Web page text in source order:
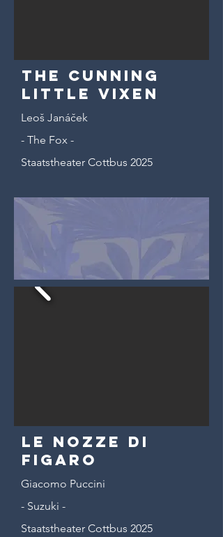
The Cunning
little Vixen
Leoš Janáček
- The Fox -
Staatstheater Cottbus 2025
Le Nozze di
Figaro
Giacomo Puccini
- Suzuki -
Staatstheater Cottbus 2025